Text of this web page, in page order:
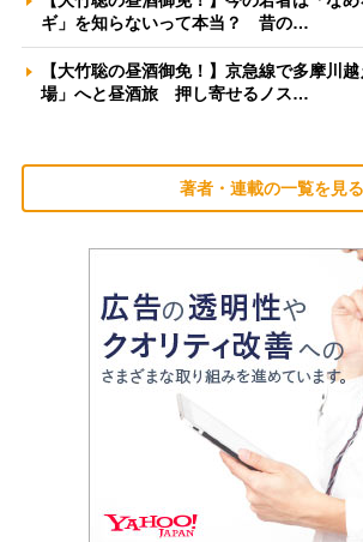
ギ」を知らないって本当？ 昔の…
【大竹聡の昼酒御免！】京急線で多摩川
場」へと昼酒旅 押し寄せるノス…
著者・連載の一覧を見る